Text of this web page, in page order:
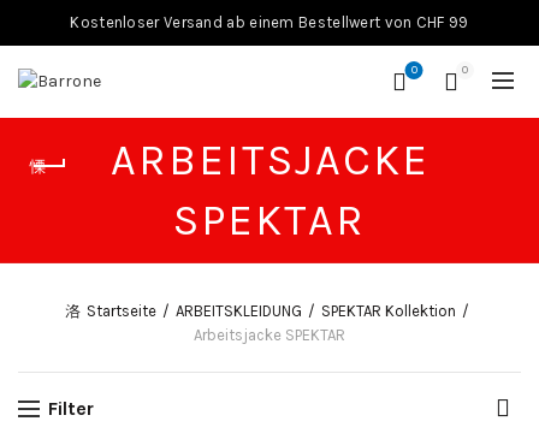
Kostenloser Versand ab einem Bestellwert von CHF 99
0 0
ARBEITSJACKE
SPEKTAR
Startseite ARBEITSKLEIDUNG
SPEKTAR Kollektion
Arbeitsjacke SPEKTAR
Filter